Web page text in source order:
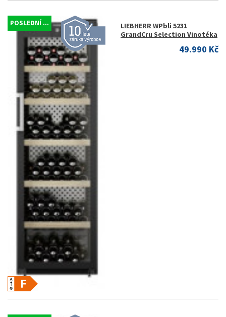
POSLEDNÍ ...
LIEBHERR WPbli 5231
GrandCru Selection Vinotéka
49.990 Kč